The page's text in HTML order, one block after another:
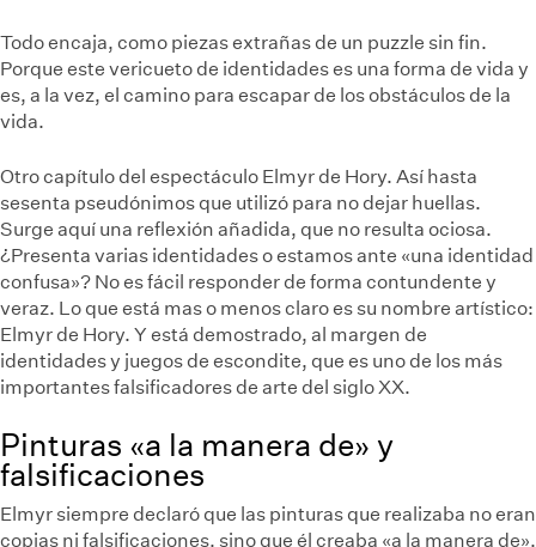
Todo encaja, como piezas extrañas de un puzzle sin fin.
Porque este vericueto de identidades es una forma de vida y
es, a la vez, el camino para escapar de los obstáculos de la
vida.
Otro capítulo del espectáculo Elmyr de Hory. Así hasta
sesenta pseudónimos que utilizó para no dejar huellas.
Surge aquí una reflexión añadida, que no resulta ociosa.
¿Presenta varias identidades o estamos ante «una identidad
confusa»? No es fácil responder de forma contundente y
veraz. Lo que está mas o menos claro es su nombre artístico:
Elmyr de Hory. Y está demostrado, al margen de
identidades y juegos de escondite, que es uno de los más
importantes falsificadores de arte del siglo XX.
Pinturas «a la manera de» y
falsificaciones
Elmyr siempre declaró que las pinturas que realizaba no eran
copias ni falsificaciones, sino que él creaba «a la manera de».